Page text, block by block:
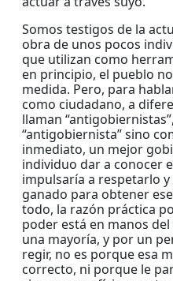
Somos testigos de la
obra de unos pocos
que utilizan como
en principio, el pueblo
medida. Pero, para
como ciudadano, a
llaman
“antigobiernista” sino
inmediato, un mejor
individuo dar a conocer
impulsaría a respetarlo
ganado para obtener
todo, la razón práctica
poder está en manos
una mayoría, y por un
regir, no es porque esa
correcto, ni porque le